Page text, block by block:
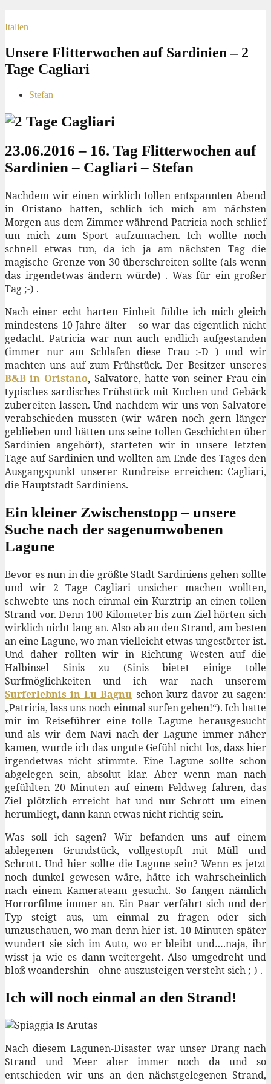
Italien
Unsere Flitterwochen auf Sardinien – 2
Tage Cagliari
Stefan
23.06.2016 – 16. Tag Flitterwochen auf
Sardinien – Cagliari – Stefan
Nachdem wir einen wirklich tollen entspannten Abend
in Oristano hatten, schlich ich mich am nächsten
Morgen aus dem Zimmer während Patricia noch schlief
um mich zum Sport aufzumachen. Ich wollte noch
schnell etwas tun, da ich ja am nächsten Tag die
magische Grenze von 30 überschreiten sollte (als wenn
das irgendetwas ändern würde) . Was für ein großer
Tag ;-) .
Nach einer echt harten Einheit fühlte ich mich gleich
mindestens 10 Jahre älter – so war das eigentlich nicht
gedacht. Patricia war nun auch endlich aufgestanden
(immer nur am Schlafen diese Frau :-D ) und wir
machten uns auf zum Frühstück. Der Besitzer unseres
B&B in Oristano, Salvatore, hatte von seiner Frau ein
typisches sardisches Frühstück mit Kuchen und Gebäck
zubereiten lassen. Und nachdem wir uns von Salvatore
verabschieden mussten (wir wären noch gern länger
geblieben und hätten uns seine tollen Geschichten über
Sardinien angehört), starteten wir in unsere letzten
Tage auf Sardinien und wollten am Ende des Tages den
Ausgangspunkt unserer Rundreise erreichen: Cagliari,
die Hauptstadt Sardiniens.
Ein kleiner Zwischenstopp – unsere
Suche nach der sagenumwobenen
Lagune
Bevor es nun in die größte Stadt Sardiniens gehen sollte
und wir 2 Tage Cagliari unsicher machen wollten,
schwebte uns noch einmal ein Kurztrip an einen tollen
Strand vor. Denn 100 Kilometer bis zum Ziel hörten sich
wirklich nicht lang an. Also ab an den Strand, am besten
an eine Lagune, wo man vielleicht etwas ungestörter ist.
Und daher rollten wir in Richtung Westen auf die
Halbinsel Sinis zu (Sinis bietet einige tolle
Surfmöglichkeiten und ich war nach unserem
Surferlebnis in Lu Bagnu schon kurz davor zu sagen:
„Patricia, lass uns noch einmal surfen gehen!“). Ich hatte
mir im Reiseführer eine tolle Lagune herausgesucht
und als wir dem Navi nach der Lagune immer näher
kamen, wurde ich das ungute Gefühl nicht los, dass hier
irgendetwas nicht stimmte. Eine Lagune sollte schon
abgelegen sein, absolut klar. Aber wenn man nach
gefühlten 20 Minuten auf einem Feldweg fahren, das
Ziel plötzlich erreicht hat und nur Schrott um einen
herumliegt, dann kann etwas nicht richtig sein.
Was soll ich sagen? Wir befanden uns auf einem
ablegenen Grundstück, vollgestopft mit Müll und
Schrott. Und hier sollte die Lagune sein? Wenn es jetzt
noch dunkel gewesen wäre, hätte ich wahrscheinlich
nach einem Kamerateam gesucht. So fangen nämlich
Horrorfilme immer an. Ein Paar verfährt sich und der
Typ steigt aus, um einmal zu fragen oder sich
umzuschauen, wo man denn hier ist. 10 Minuten später
wundert sie sich im Auto, wo er bleibt und….naja, ihr
wisst ja wie es dann weitergeht. Also umgedreht und
bloß woandershin – ohne auszusteigen versteht sich ;-) .
Ich will noch einmal an den Strand!
Nach diesem Lagunen-Disaster war unser Drang nach
Strand und Meer aber immer noch da und so
entschieden wir uns an den nächstgelegenen Strand,